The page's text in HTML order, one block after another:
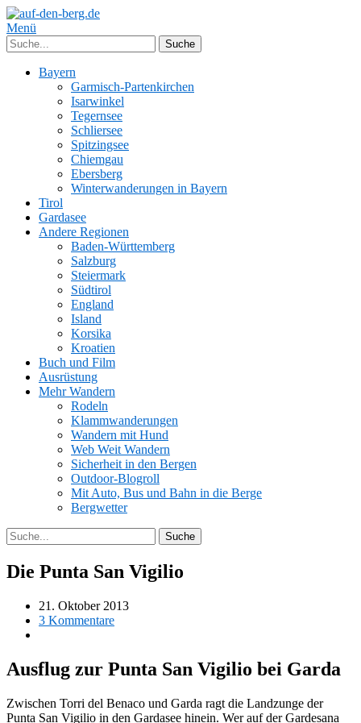
Menü
Bayern
Garmisch-Partenkirchen
Isarwinkel
Tegernsee
Schliersee
Spitzingsee
Chiemgau
Ebersberg
Winterwanderungen in Bayern
Tirol
Gardasee
Andere Regionen
Baden-Württemberg
Salzburg
Steiermark
Südtirol
England
Island
Korsika
Kroatien
Buch und Film
Ausrüstung
Mehr Wandern
Rodeln
Klammwanderungen
Wandern mit Hund
Web Weit Wandern
Sicherheit in den Bergen
Outdoor-Blogroll
Mit Auto, Bus und Bahn in die Berge
Bergwetter
Die Punta San Vigilio
21. Oktober 2013
3 Kommentare
Ausflug zur Punta San Vigilio bei Garda
Zwischen Torri del Benaco und Garda ragt die Landzunge der
Punta San Vigilio in den Gardasee hinein. Wer auf der Gardesana